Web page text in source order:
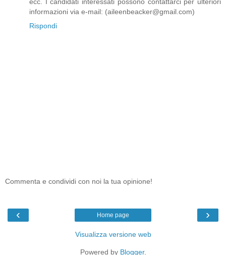
ecc. I candidati interessati possono contattarci per ulteriori
informazioni via e-mail: (aileenbeacker@gmail.com)
Rispondi
Commenta e condividi con noi la tua opinione!
‹ ›
Home page
Visualizza versione web
Powered by Blogger.